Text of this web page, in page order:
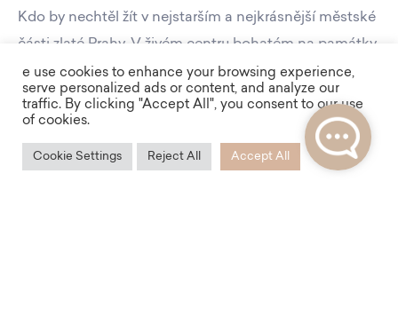
Kdo by nechtěl žít v nejstarším a nejkrásnější městské
části zlaté Prahy. V živém centru bohatém na památky,
kulturní zařízení, obchody, kavárny a restaurace. Ruch
velkoměsta zde střídají tichá a klidná místa,
romantická zákoutí, křivolaké uličky a podchody.
Jedním z takových tichých míst je i ulice Karolíny
e use cookies to enhance your browsing experience,
serve personalized ads or content, and analyze our
traffic. By clicking "Accept All", you consent to our use
of cookies.
Cookie Settings Reject All Accept All